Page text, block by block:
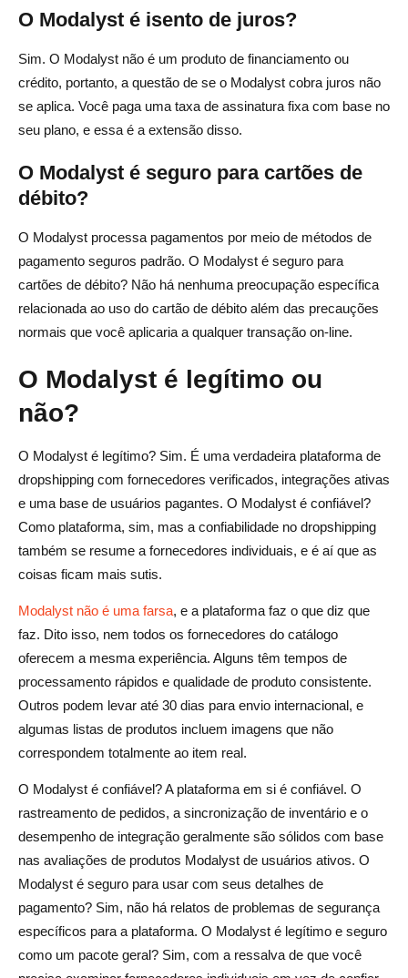
O Modalyst é isento de juros?
Sim. O Modalyst não é um produto de financiamento ou
crédito, portanto, a questão de se o Modalyst cobra juros não
se aplica. Você paga uma taxa de assinatura fixa com base no
seu plano, e essa é a extensão disso.
O Modalyst é seguro para cartões de
débito?
O Modalyst processa pagamentos por meio de métodos de
pagamento seguros padrão. O Modalyst é seguro para
cartões de débito? Não há nenhuma preocupação específica
relacionada ao uso do cartão de débito além das precauções
normais que você aplicaria a qualquer transação on-line.
O Modalyst é legítimo ou
não?
O Modalyst é legítimo? Sim. É uma verdadeira plataforma de
dropshipping com fornecedores verificados, integrações ativas
e uma base de usuários pagantes. O Modalyst é confiável?
Como plataforma, sim, mas a confiabilidade no dropshipping
também se resume a fornecedores individuais, e é aí que as
coisas ficam mais sutis.
Modalyst não é uma farsa, e a plataforma faz o que diz que
faz. Dito isso, nem todos os fornecedores do catálogo
oferecem a mesma experiência. Alguns têm tempos de
processamento rápidos e qualidade de produto consistente.
Outros podem levar até 30 dias para envio internacional, e
algumas listas de produtos incluem imagens que não
correspondem totalmente ao item real.
O Modalyst é confiável? A plataforma em si é confiável. O
rastreamento de pedidos, a sincronização de inventário e o
desempenho de integração geralmente são sólidos com base
nas avaliações de produtos Modalyst de usuários ativos. O
Modalyst é seguro para usar com seus detalhes de
pagamento? Sim, não há relatos de problemas de segurança
específicos para a plataforma. O Modalyst é legítimo e seguro
como um pacote geral? Sim, com a ressalva de que você